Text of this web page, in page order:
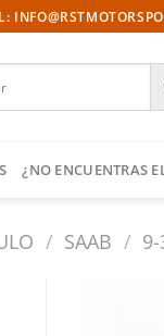
¿NO ENCUENTRAS
/ SAAB /